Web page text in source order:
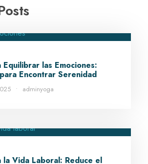
Equilibrar las Emociones:
Encontrar Serenidad
• adminyoga
la Vida Laboral: Reduce el